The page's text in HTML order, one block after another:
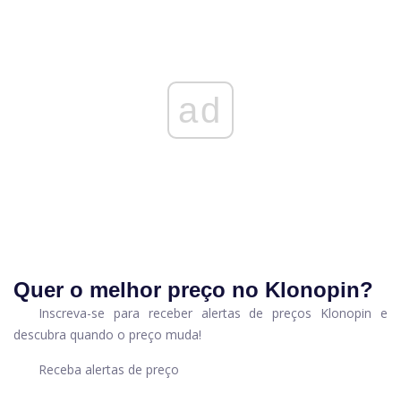
ad
Quer o melhor preço no Klonopin?
Inscreva-se para receber alertas de preços Klonopin e
descubra quando o preço muda!
Receba alertas de preço